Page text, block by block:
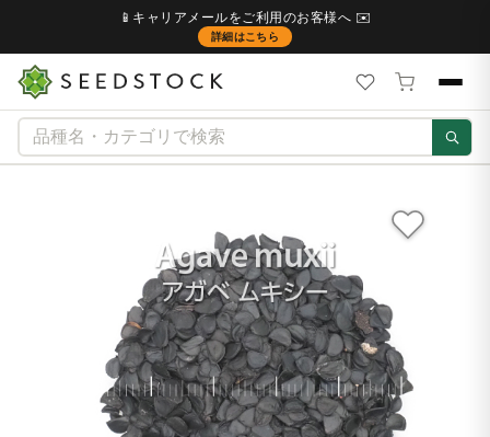
📱キャリアメールをご利用のお客様へ ✉️
詳細はこちら